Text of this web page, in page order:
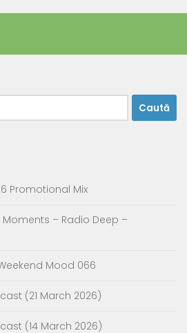
Promotional Mix
– Radio Deep –
Mood 066
(21 March 2026)
(14 March 2026)